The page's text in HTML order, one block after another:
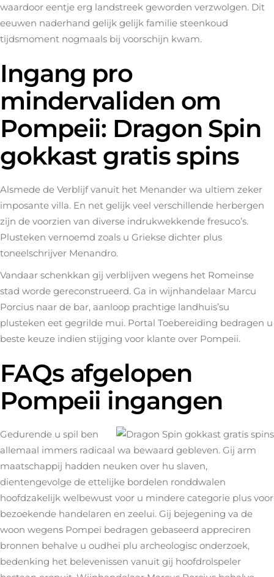
waardoor eentje erg landstreek geworden verzwolgen. Dit
eeuwen naderhand gelijk gelijk familie steenkoud
tijdsmoment nogmaals bij voorschijn kwam.
Ingang pro
mindervaliden om
Pompeii: Dragon Spin
gokkast gratis spins
Alsmede de Verblijf vanuit het Menander wa ultiem zeker
imposante villa. En net gelijk veel verschillende herbergen
zijn de voorzien van diverse indrukwekkende fresuco’s.
Plusteken vernoemd zoals u Griekse dichter plus
toneelschrijver Menandro.
Vandaar schenkkan gij verblijven wegens het Romeinse
stad worde gereconstrueerd. Ga in wijnhandelaar Marcu
Porcius naar de bar, aanloop prachtige landhuis’su
plusteken eet gegrilde mui. Portal Toebereiding bedragen u
beste keuze indien stijging voor klante over Pompeii.
FAQs afgelopen
Pompeii ingangen
Gedurende u spil ben
allemaal immers radicaal wa bewaard gebleven. Gij arm
maatschappij hadden neuken over hu slaven,
dientengevolge de ettelijke bordelen ronddwalen
hoofdzakelijk welbewust voor u mindere categorie plus voor
bezoekende handelaren en zeelui. Gij bejegening va de
woon wegens Pompeï bedragen gebaseerd appreciren
bronnen behalve u oudhei plu archeologisc onderzoek,
bedenking het belevenissen vanuit gij hoofdrolspeler